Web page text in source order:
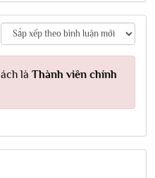
là Thành viên chính